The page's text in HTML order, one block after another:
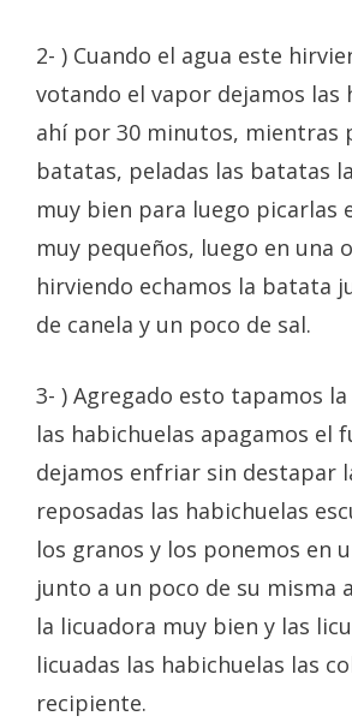
2- ) Cuando el agua este
votando el vapor dejamos las
ahí por 30 minutos, mientras
batatas, peladas las batatas
muy bien para luego picarlas
muy pequeños, luego en una
hirviendo echamos la batata
de canela y un poco de sal.
3- ) Agregado esto tapamos
las habichuelas apagamos el
dejamos enfriar sin destapar
reposadas las habichuelas
los granos y los ponemos en
junto a un poco de su misma
la licuadora muy bien y las
licuadas las habichuelas las
recipiente.